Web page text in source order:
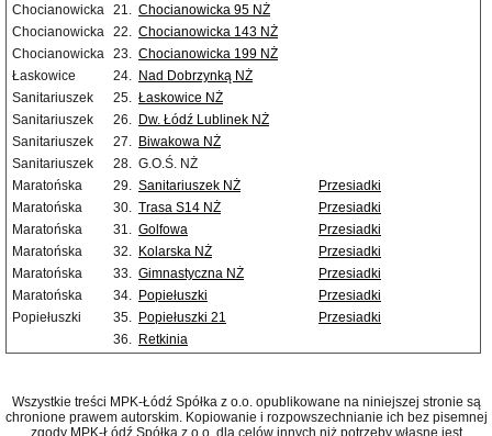
Chocianowicka 21. Chocianowicka 95 NŻ
Chocianowicka 22. Chocianowicka 143 NŻ
Chocianowicka 23. Chocianowicka 199 NŻ
Łaskowice
24. Nad Dobrzynką NŻ
Sanitariuszek
25. Łaskowice NŻ
Sanitariuszek
26. Dw. Łódź Lublinek NŻ
Sanitariuszek
27. Biwakowa NŻ
Sanitariuszek
28. G.O.Ś. NŻ
Maratońska
29. Sanitariuszek NŻ
Przesiadki
Maratońska
30. Trasa S14 NŻ
Przesiadki
Maratońska
31. Golfowa
Przesiadki
Maratońska
32. Kolarska NŻ
Przesiadki
Maratońska
33. Gimnastyczna NŻ
Przesiadki
Maratońska
34. Popiełuszki
Przesiadki
Popiełuszki
35. Popiełuszki 21
Przesiadki
36. Retkinia
Wszystkie treści MPK-Łódź Spółka z o.o. opublikowane na niniejszej stronie są
chronione prawem autorskim. Kopiowanie i rozpowszechnianie ich bez pisemnej
zgody MPK-Łódź Spółka z o.o. dla celów innych niż potrzeby własne jest